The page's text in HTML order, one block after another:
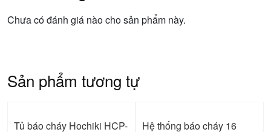
Chưa có đánh giá nào cho sản phẩm này.
Sản phẩm tương tự
Tủ báo cháy Hochiki HCP-
Hệ thống báo cháy 16